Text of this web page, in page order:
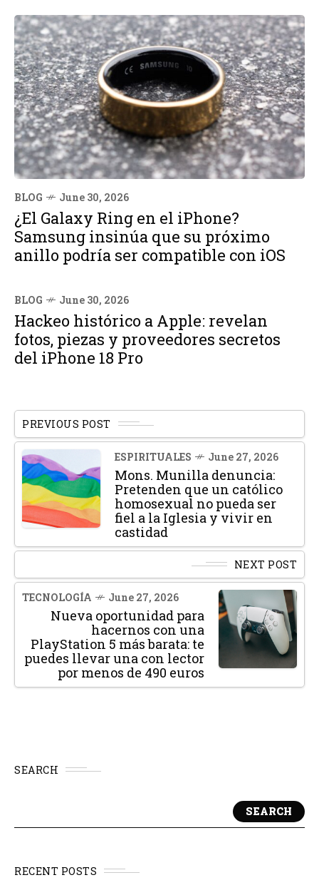
BLOG June 30, 2026
¿El Galaxy Ring en el iPhone?
Samsung insinúa que su próximo
anillo podría ser compatible con iOS
BLOG June 30, 2026
Hackeo histórico a Apple: revelan
fotos, piezas y proveedores secretos
del iPhone 18 Pro
PREVIOUS POST
ESPIRITUALES June 27, 2026
Mons. Munilla denuncia:
Pretenden que un católico
homosexual no pueda ser
fiel a la Iglesia y vivir en
castidad
NEXT POST
TECNOLOGÍA June 27, 2026
Nueva oportunidad para
hacernos con una
PlayStation 5 más barata: te
puedes llevar una con lector
por menos de 490 euros
SEARCH
SEARCH
RECENT POSTS